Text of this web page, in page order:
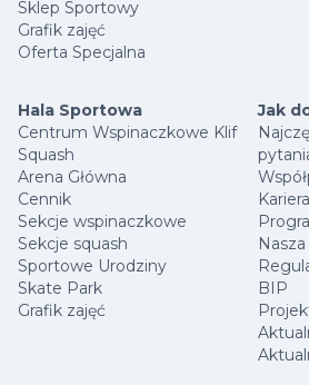
Sklep Sportowy
Grafik zajęć
Oferta Specjalna
Hala Sportowa
Centrum Wspinaczkowe Klif
Squash
Arena Główna
Cennik
Sekcje wspinaczkowe
Sekcje squash
Sportowe Urodziny
Skate Park
Grafik zajęć
Jak
Kariera
BIP